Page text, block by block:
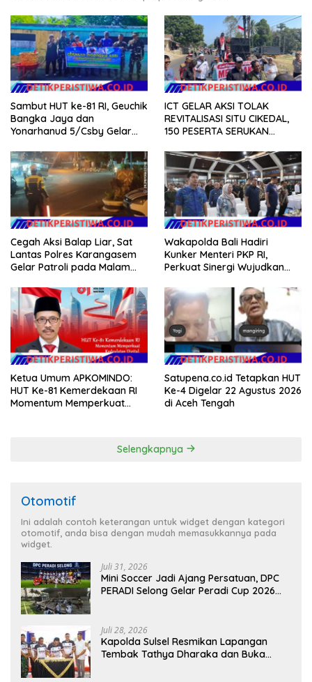
Sambut HUT ke-81 RI, Geuchik
Bangka Jaya dan
Yonarhanud 5/Csby Gelar
Gerakan Indonesia Asri
ICT GELAR AKSI TOLAK
REVITALISASI SITU CIKEDAL,
150 PESERTA SERUKAN
Cegah Aksi Balap Liar, Sat
Lantas Polres Karangasem
Gelar Patroli pada Malam
Wakapolda Bali Hadiri
Kunker Menteri PKP RI,
Perkuat Sinergi Wujudkan
Masyarakat
Ketua Umum APKOMINDO:
HUT Ke-81 Kemerdekaan RI
Momentum Memperkuat
Satupena.co.id Tetapkan HUT
Ke-4 Digelar 22 Agustus 2026
di Aceh Tengah
Selengkapnya
Otomotif
Ini adalah contoh keterangan untuk widget dengan kategori
otomotif, anda bisa dengan mudah memasukkannya pada
widget.
Juli 31, 2026
Mini Soccer Jadi Ajang Persatuan, DPC
PERADI Selong Gelar Peradi Cup 2026
Juli 28, 2026
Kapolda Sulsel Resmikan Lapangan
Tembak Tathya Dharaka dan Buka